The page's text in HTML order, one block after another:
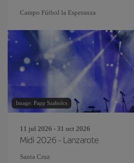
Campo Fútbol la Esperanza
Image: Papp Szabolcs
11 jul 2026 - 31 oct 2026
Midi 2026 - Lanzarote
Santa Cruz